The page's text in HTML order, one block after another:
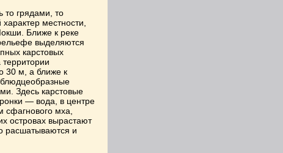
то грядами, то
местности,
Ближе к реке
выделяются
карстовых
30 м, а ближе к
Здесь карстовые
— вода, в центре
мха,
островах вырастают
расшатываются и